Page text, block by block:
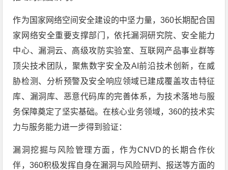
作为国家网络空间安全建设的中坚力量，360长期配合国
家网络安全重要支撑部门，依托漏洞研究院、安全能力
中心、漏洞云、高级攻防实验室、互联网产品事业群等
顶尖技术团队，聚焦数字安全及AI前沿技术创新，在威
胁检测、分析预警及安全响应领域已建成覆盖攻击特征
库、漏洞库、恶意代码库的完善体系，为技术落地与服
务保障奠定了坚实基础。在核心业务领域，360的技术实
力与服务能力进一步得到验证：
漏洞挖掘与风险管理方面，作为CNVD的长期合作伙
伴，360积极发挥自身在漏洞与风险研判、报送等方面的